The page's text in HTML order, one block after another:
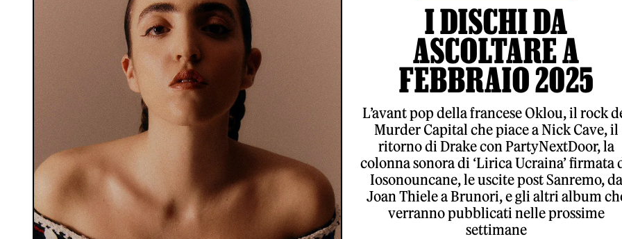
I DISCHI DA
ASCOLTARE A
FEBBRAIO 2025
L’avant pop della francese Oklou, il rock
Murder Capital che piace a Nick Cave, il
ritorno di Drake con PartyNextDoor, la
colonna sonora di ‘Lirica Ucraina’ firmata
Iosonouncane, le uscite post Sanremo, da
Joan Thiele a Brunori, e gli altri album
verranno pubblicati nelle prossime
settimane